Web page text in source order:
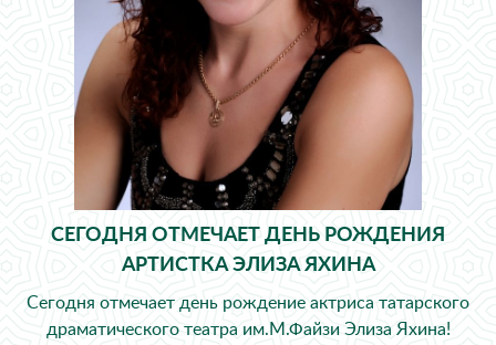
СЕГОДНЯ ОТМЕЧАЕТ ДЕНЬ РОЖДЕНИЯ
АРТИСТКА ЭЛИЗА ЯХИНА
Сегодня отмечает день рождение актриса татарского
драматического театра им.М.Файзи Элиза Яхина!